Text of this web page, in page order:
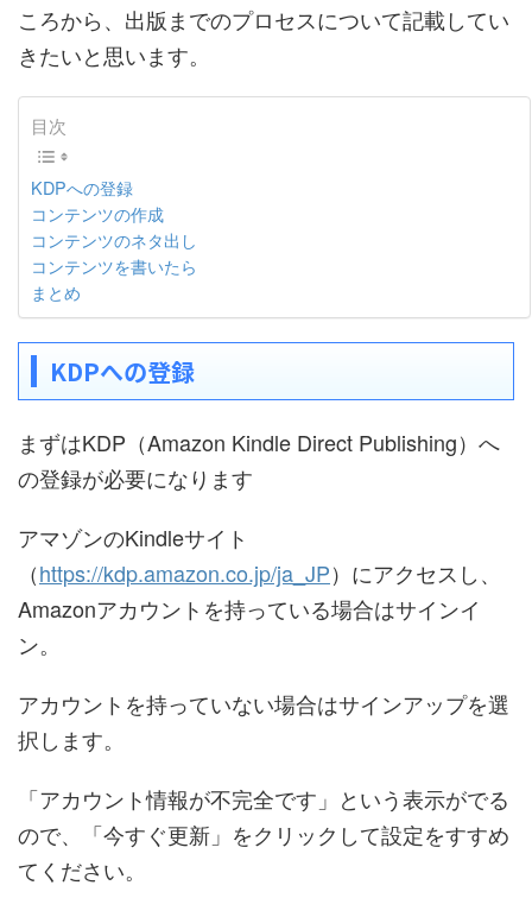
ころから、出版までのプロセスについて記載してい
きたいと思います。
目次
KDPへの登録
コンテンツの作成
コンテンツのネタ出し
コンテンツを書いたら
まとめ
KDPへの登録
まずはKDP（Amazon Kindle Direct Publishing）へ
の登録が必要になります
アマゾンのKindleサイト
（https://kdp.amazon.co.jp/ja_JP）にアクセスし、
Amazonアカウントを持っている場合はサインイ
ン。
アカウントを持っていない場合はサインアップを選
択します。
「アカウント情報が不完全です」という表示がでる
ので、「今すぐ更新」をクリックして設定をすすめ
てください。